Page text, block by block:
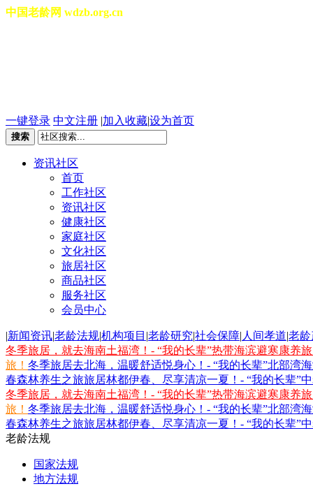
中国老龄网 wdzb.org.cn
一键登录 中文注册 |加入收藏|设为首页
搜索
资讯社区
首页
工作社区
资讯社区
健康社区
家庭社区
文化社区
旅居社区
商品社区
服务社区
会员中心
|新闻资讯|老龄法规|机构项目 |老龄研究|社会保障| 人间孝道|老
冬季旅居，就去海南土福湾！- “我的长辈”热带海滨避寒康养
旅！ 冬季旅居去北海，温暖舒适悦身心！- “我的长辈”北部湾
春森林养生之旅旅居林都伊春、尽享清凉一夏！- “我的长辈”
冬季旅居，就去海南土福湾！- “我的长辈”热带海滨避寒康养
旅！ 冬季旅居去北海，温暖舒适悦身心！- “我的长辈”北部湾
春森林养生之旅旅居林都伊春、尽享清凉一夏！- “我的长辈”
老龄法规
国家法规
地方法规